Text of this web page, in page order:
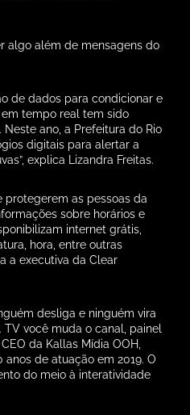
algo além de mensagens do
de dados para condicionar e
tempo real tem sido
ano, a Prefeitura do Rio
digitais para alertar a
explica Lizandra Freitas.
protegerem as pessoas da
sobre horários e
internet grátis,
hora, entre outras
a executiva da Clear
desliga e ninguém vira
você muda o canal, painel
da Kallas Mídia OOH,
de atuação em 2019. O
do meio à interatividade